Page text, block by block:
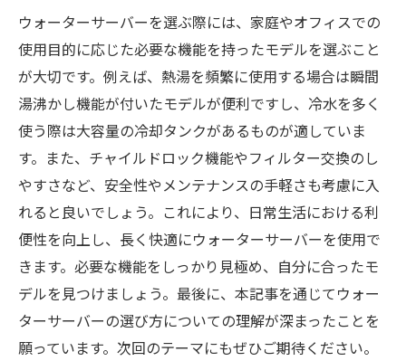
ウォーターサーバーを選ぶ際には、家庭やオフィスでの
使用目的に応じた必要な機能を持ったモデルを選ぶこと
が大切です。例えば、熱湯を頻繁に使用する場合は瞬間
湯沸かし機能が付いたモデルが便利ですし、冷水を多く
使う際は大容量の冷却タンクがあるものが適していま
す。また、チャイルドロック機能やフィルター交換のし
やすさなど、安全性やメンテナンスの手軽さも考慮に入
れると良いでしょう。これにより、日常生活における利
便性を向上し、長く快適にウォーターサーバーを使用で
きます。必要な機能をしっかり見極め、自分に合ったモ
デルを見つけましょう。最後に、本記事を通じてウォー
ターサーバーの選び方についての理解が深まったことを
願っています。次回のテーマにもぜひご期待ください。